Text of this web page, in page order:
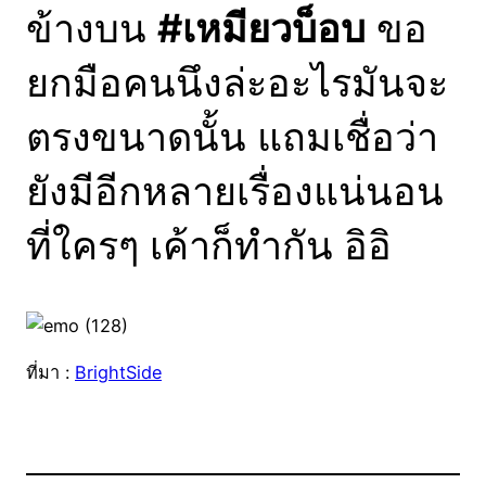
ข้างบน #เหมียวบ็อบ ขอ
ยกมือคนนึงล่ะอะไรมันจะ
ตรงขนาดนั้น แถมเชื่อว่า
ยังมีอีกหลายเรื่องแน่นอน
ที่ใครๆ เค้าก็ทำกัน อิอิ
ที่มา : BrightSide